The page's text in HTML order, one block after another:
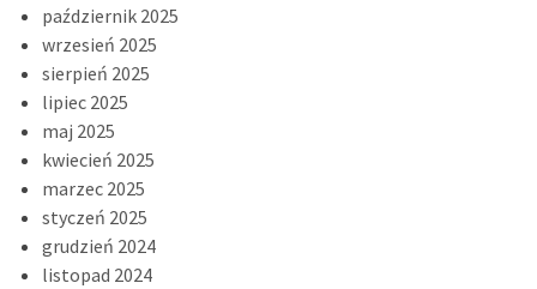
październik 2025
wrzesień 2025
sierpień 2025
lipiec 2025
maj 2025
kwiecień 2025
marzec 2025
styczeń 2025
grudzień 2024
listopad 2024